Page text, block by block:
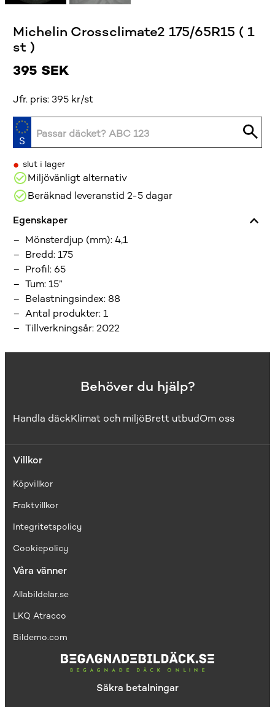
Michelin Crossclimate2 175/65R15 ( 1
st )
395 SEK
Jfr. pris: 395 kr/st
• slut i lager
Miljövänligt alternativ
Beräknad leveranstid 2-5 dagar
Egenskaper
Mönsterdjup (mm):4,1
Bredd:175
Profil: 65
Tum:15”
Belastningsindex: 88
Antal produkter:1
Tillverkningsår:2022
Behöver du hjälp?
Handla däckKlimat och miljöBrett utbudOm oss
Villkor
Köpvillkor
Fraktvillkor
Integritetspolicy
Cookiepolicy
Våra vänner
Allabildelar.se
LKQ Atracco
Bildemo.com
Säkra betalningar